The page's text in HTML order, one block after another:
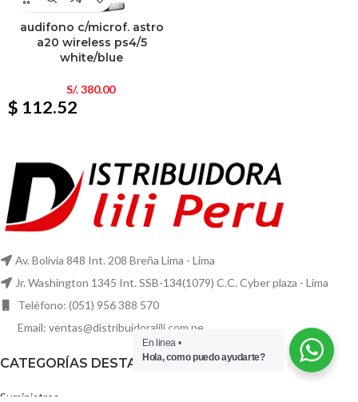
audifono c/microf. astro
a20 wireless ps4/5
white/blue
S/.380.00
$ 112.52
Av. Bolivia 848 Int. 208 Breña Lima - Lima
Jr. Washington 1345 Int. SSB-134(1079) C.C. Cyber plaza - Lima
Teléfono: (051) 956 388 570
Email: ventas@distribuidoralili.com.pe
CATEGORÍAS DESTACADAS
Suministros
En linea •
Hola, como puedo ayudarte?